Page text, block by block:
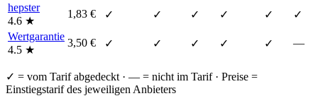
hepster
4.6 ★
1,83 € ✓ ✓ ✓ ✓ ✓
✓
Wertgarantie
4.5 ★
3,50 € ✓ ✓ ✓ ✓ ✓ —
✓ = vom Tarif abgedeckt · — = nicht im Tarif · Preise =
Einstiegstarif des jeweiligen Anbieters